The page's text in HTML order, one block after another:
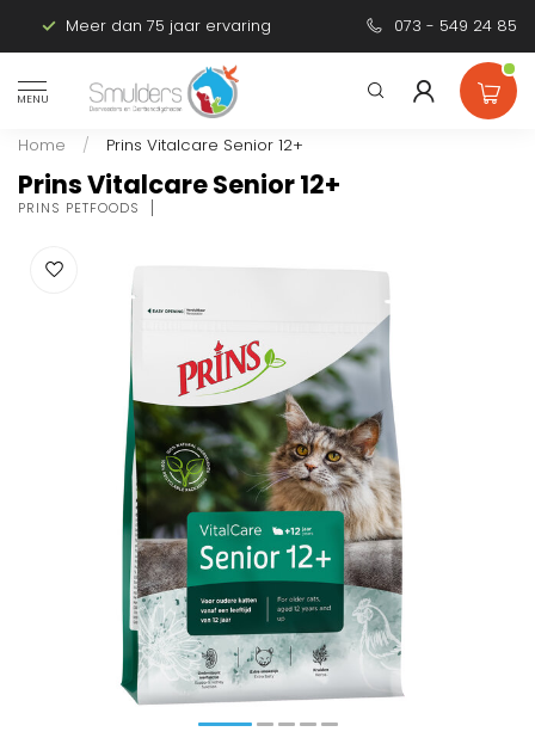
Meer dan 75 jaar ervaring Persoonlijk
073 - 549 24 85
MENU
Home / Prins Vitalcare Senior 12+
Prins Vitalcare Senior 12+
PRINS PETFOODS